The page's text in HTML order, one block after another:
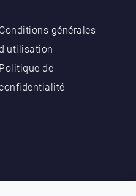
Conditions générales
Politique de